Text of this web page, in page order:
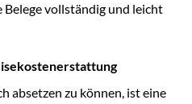
Belege vollständig und leicht
absetzen zu können, ist eine